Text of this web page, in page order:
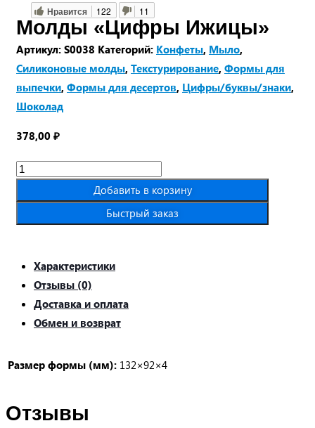
Нравится 122 11
Молды «Цифры Ижицы»
Артикул: S0038 Категорий: Конфеты, Мыло,
Силиконовые молды, Текстурирование, Формы для
выпечки, Формы для десертов, Цифры/буквы/знаки,
Шоколад
378,00 ₽
Количество
Молды
«Цифры
Добавить в корзину
Быстрый заказ
Характеристики
Отзывы (0)
Доставка и оплата
Обмен и возврат
Размер формы (мм): 132×92×4
Отзывы